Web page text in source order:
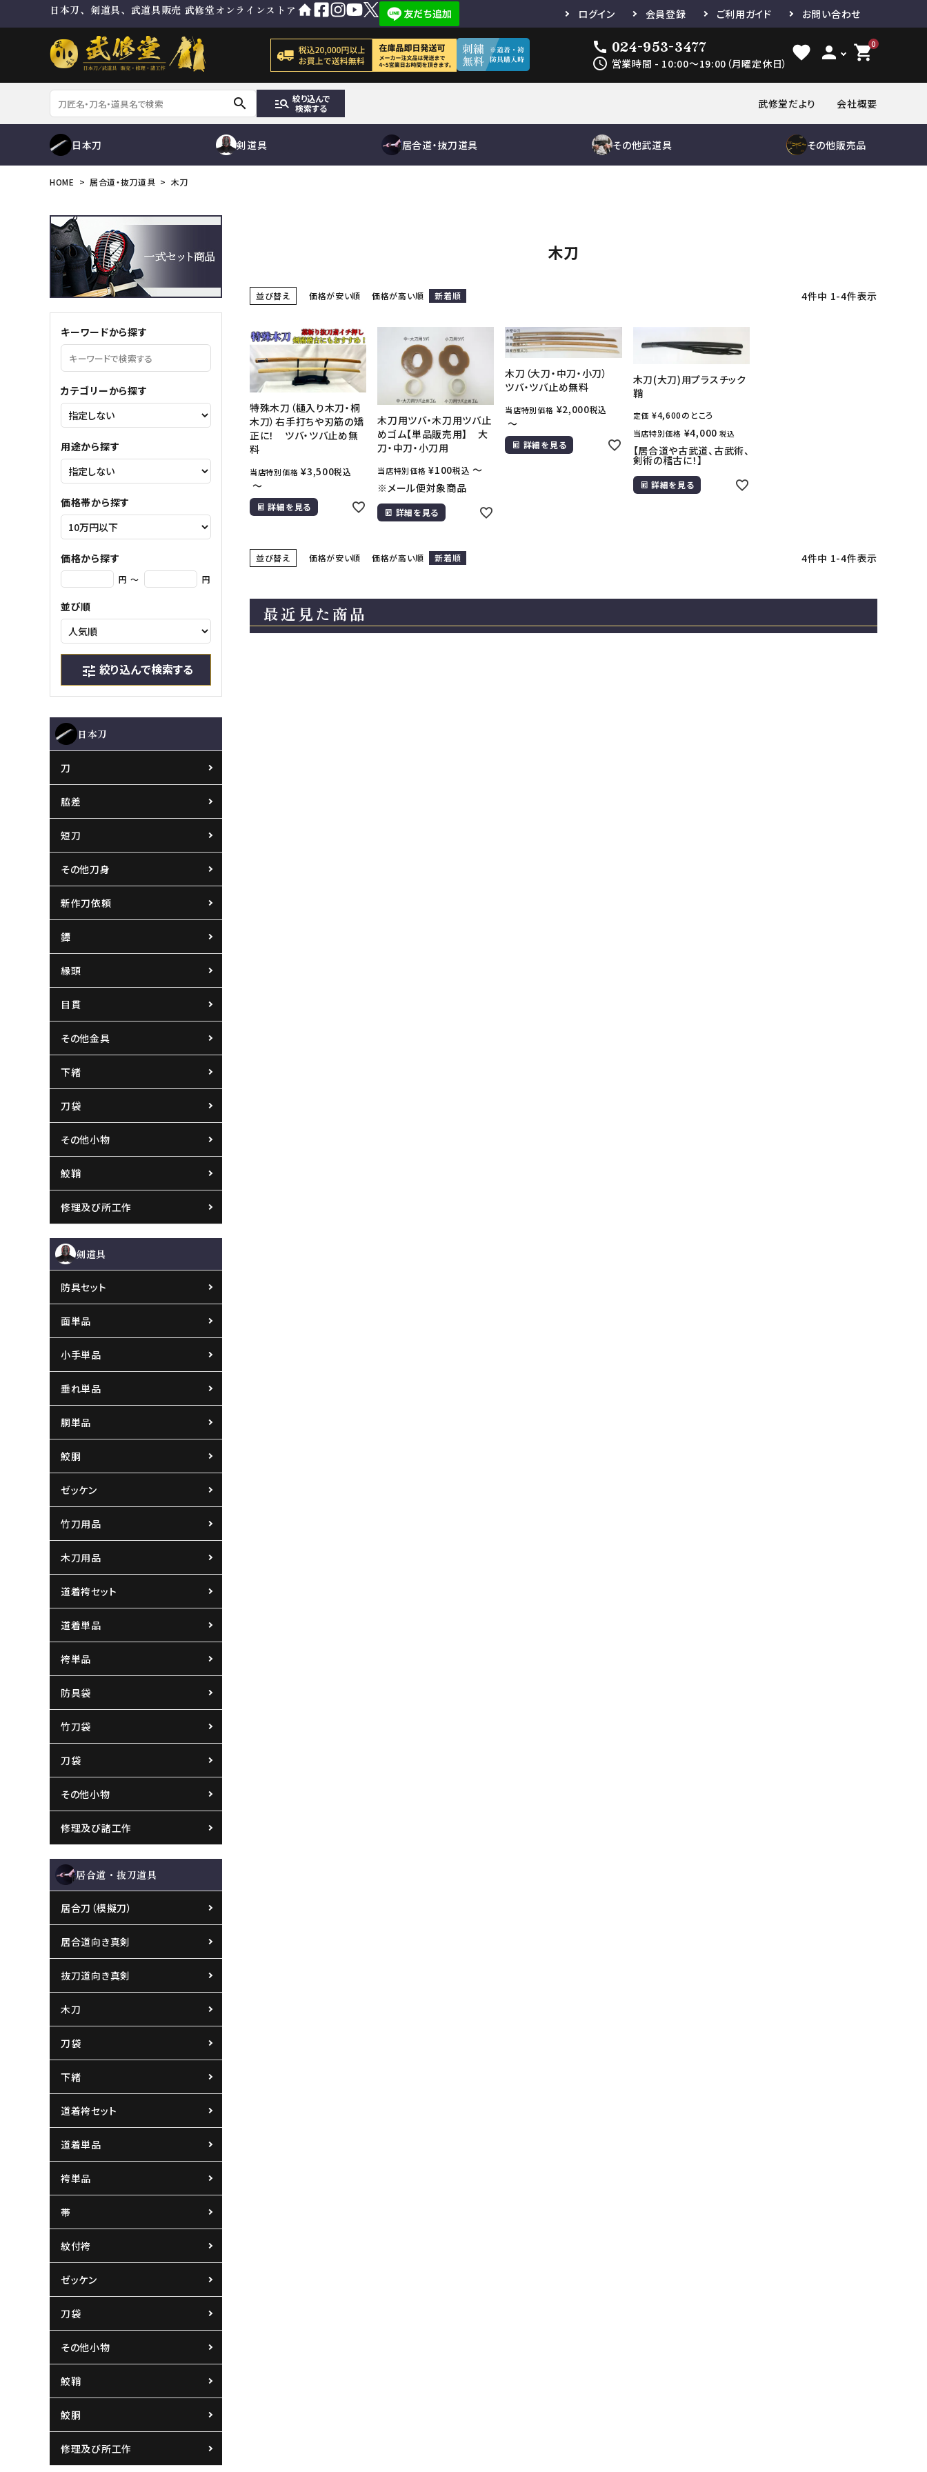
日本刀、剣道具、武道具販売 武修堂オンラインストア ログイン 会員登録 ご利用ガイド お問い合わせ
call 024-953-3477
schedule 営業時間 - 10:00～19:00（月曜定休日）
favorite person 0
shopping_cart
search manage_search 絞り込んで
検索する
武修堂だより 会社概要
日本刀
刀 脇差
目貫
修理及び諸工作
剣道具 居合道・抜刀道具 その他武道具 その他販売品
ACCOUNT MENU
ようこそ ゲスト 様
ログイン person 会員登録
コンテンツ
ご利用ガイド
特定商取引法について
お問い合わせ
HOME 居合道・抜刀道具 木刀
キーワードから探す
カテゴリーから探す
用途から探す
価格帯から探す
価格から探す
円 ～ 円
並び順
tune 絞り込んで検索する
日本刀
刀
脇差
短刀
その他刀身
新作刀依頼
鐔
縁頭
目貫
その他金具
下緒
刀袋
その他小物
鮫鞘
修理及び所工作
剣道具
防具セット
面単品
小手単品
垂れ単品
胴単品
鮫胴
ゼッケン
竹刀用品
木刀用品
道着袴セット
道着単品
袴単品
防具袋
竹刀袋
刀袋
その他小物
修理及び諸工作
居合道・抜刀道具
居合刀（模擬刀）
居合道向き真剣
抜刀道向き真剣
木刀
刀袋
下緒
道着袴セット
道着単品
袴単品
帯
紋付袴
ゼッケン
刀袋
その他小物
鮫鞘
鮫胴
修理及び所工作
木刀
並び替え 価格が安い順 価格が高い順 新着順 4件中 1-4件表示
特殊木刀（樋入り木刀・桐
木刀）右手打ちや刃筋の矯
正に！ ツバ・ツバ止め無
料
当店特別価格 ¥3,500税込
〜
詳細を見る
木刀用ツバ・木刀用ツバ止
めゴム【単品販売用】 大
刀・中刀・小刀用
当店特別価格 ¥100税込 〜
※メール便対象商品
詳細を見る
木刀（大刀・中刀・小刀）
ツバ・ツバ止め無料
当店特別価格 ¥2,000税込
〜
詳細を見る
木刀(大刀)用プラスチック
鞘
定価 ¥4,600のところ
当店特別価格 ¥4,000 税込
【居合道や古武道、古武術、
剣術の稽古に！】
詳細を見る
並び替え 価格が安い順 価格が高い順 新着順 4件中 1-4件表示
最近見た商品